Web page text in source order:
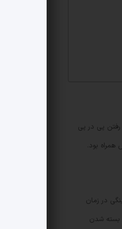
دهنده از دست رفتن پی در پی
اوج نقدینگی در زمان
اهرمی و بسته شدن